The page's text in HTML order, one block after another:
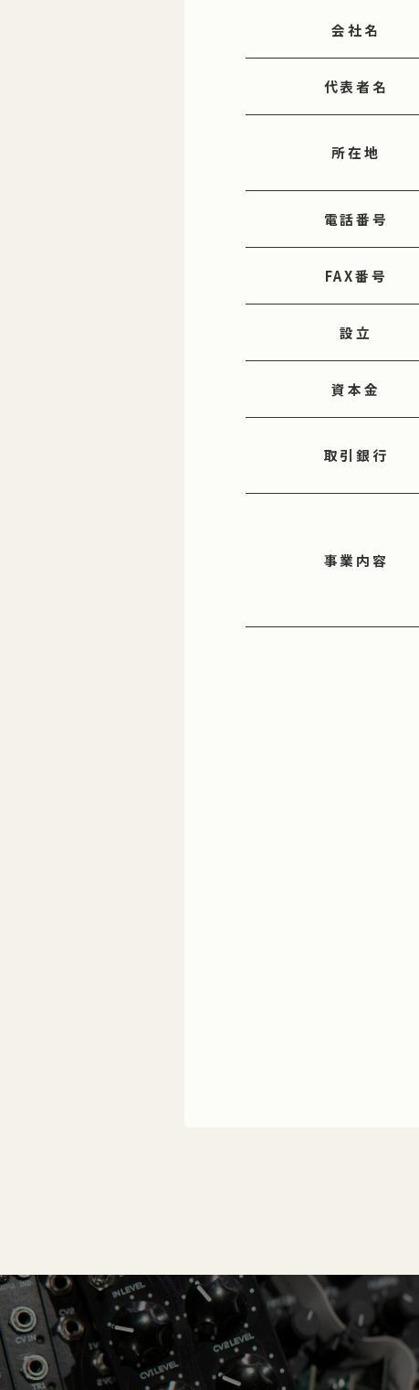
会社名
代表者名
所在地
電話番号
FAX番号
設立
資本金
取引銀行
事業内容